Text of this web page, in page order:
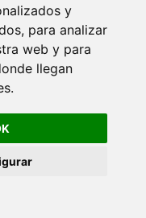
y
para analizar
web y para
llegan